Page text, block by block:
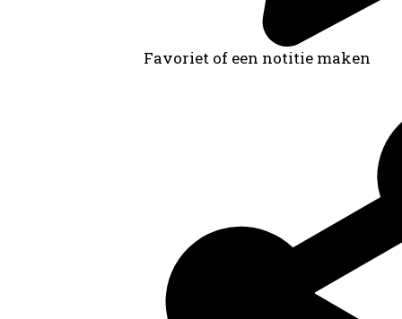
Favoriet of een notitie maken